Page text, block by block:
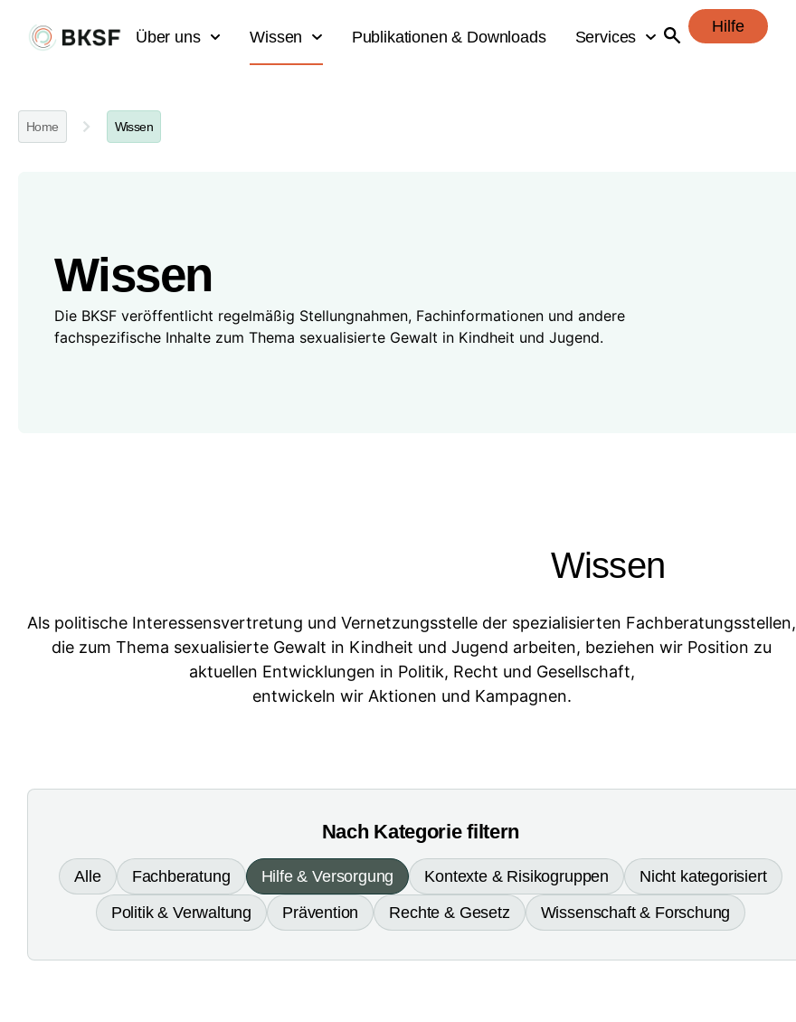
Über uns Wissen Publikationen & Downloads Services
Hilfe
Home Wissen
Wissen
Die BKSF veröffentlicht regelmäßig Stellungnahmen, Fachinformationen und andere
fachspezifische Inhalte zum Thema sexualisierte Gewalt in Kindheit und Jugend.
Wissen
Als politische Interessensvertretung und Vernetzungsstelle der spezialisierten Fachberatungsstellen,
die zum Thema sexualisierte Gewalt in Kindheit und Jugend arbeiten, beziehen wir Position zu
aktuellen Entwicklungen in Politik, Recht und Gesellschaft,
entwickeln wir Aktionen und Kampagnen.
Nach Kategorie filtern
Alle Fachberatung Hilfe & Versorgung Kontexte & Risikogruppen
Nicht kategorisiert
Politik & Verwaltung
Prävention Rechte & Gesetz Wissenschaft & Forschung